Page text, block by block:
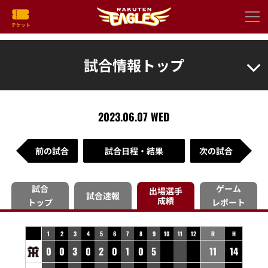
試合情報トップ
2023.06.07 WED
前の試合 試合日程・結果 次の試合
試合
トップ
試合速報
出場選手
成績
ゲーム
レポート
1 2 3 4 5 6 7 8 9 10 11 12
0 0 3 0 2 0 1 0 5
R H
11
14